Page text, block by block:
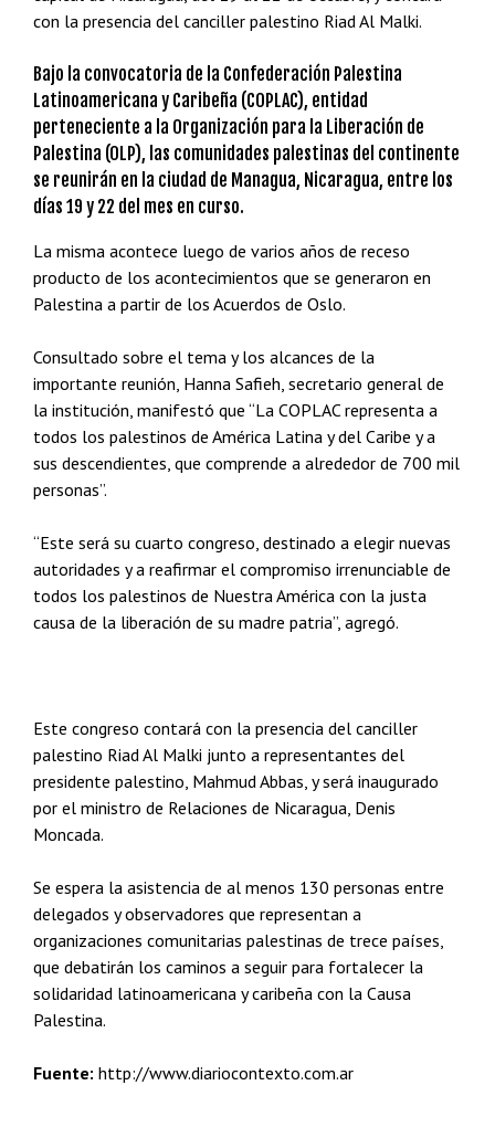
con la presencia del canciller palestino Riad Al Malki.
Bajo la convocatoria de la Confederación Palestina
Latinoamericana y Caribeña (COPLAC), entidad
perteneciente a la Organización para la Liberación de
Palestina (OLP), las comunidades palestinas del continente
se reunirán en la ciudad de Managua, Nicaragua, entre los
días 19 y 22 del mes en curso.
La misma acontece luego de varios años de receso
producto de los acontecimientos que se generaron en
Palestina a partir de los Acuerdos de Oslo.
Consultado sobre el tema y los alcances de la
importante reunión, Hanna Safieh, secretario general de
la institución, manifestó que “La COPLAC representa a
todos los palestinos de América Latina y del Caribe y a
sus descendientes, que comprende a alrededor de 700 mil
personas”.
“Este será su cuarto congreso, destinado a elegir nuevas
autoridades y a reafirmar el compromiso irrenunciable de
todos los palestinos de Nuestra América con la justa
causa de la liberación de su madre patria”, agregó.
Este congreso contará con la presencia del canciller
palestino Riad Al Malki junto a representantes del
presidente palestino, Mahmud Abbas, y será inaugurado
por el ministro de Relaciones de Nicaragua, Denis
Moncada.
Se espera la asistencia de al menos 130 personas entre
delegados y observadores que representan a
organizaciones comunitarias palestinas de trece países,
que debatirán los caminos a seguir para fortalecer la
solidaridad latinoamericana y caribeña con la Causa
Palestina.
Fuente: http://www.diariocontexto.com.ar